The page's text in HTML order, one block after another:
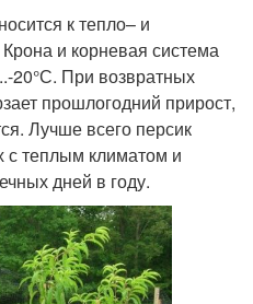
к тепло– и
и корневая система
20°С. При возвратных
прошлогодний прирост,
Лучше всего персик
с теплым климатом и
дней в году.